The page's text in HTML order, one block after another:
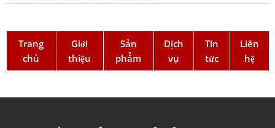
Trang
chủ
Giới
thiệu
Sản
phẩm
Dịch
vụ
Tin
tức
Liên
hệ